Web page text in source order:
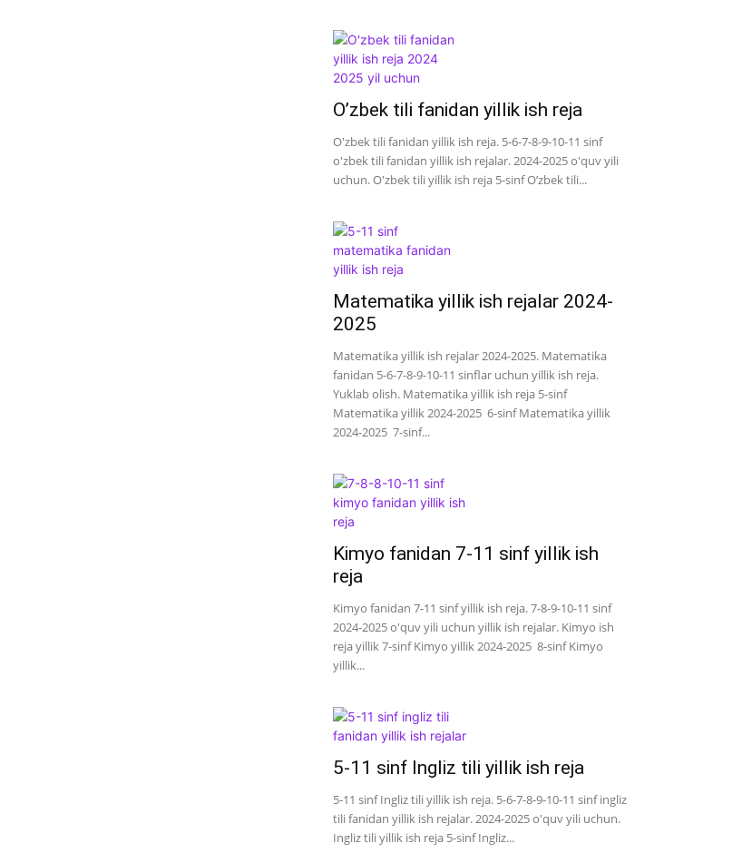
O’zbek tili fanidan yillik ish reja
O'zbek tili fanidan yillik ish reja. 5-6-7-8-9-10-11 sinf
o'zbek tili fanidan yillik ish rejalar. 2024-2025 o'quv yili
uchun. O'zbek tili yillik ish reja 5-sinf O’zbek tili...
Matematika yillik ish rejalar 2024-
2025
Matematika yillik ish rejalar 2024-2025. Matematika
fanidan 5-6-7-8-9-10-11 sinflar uchun yillik ish reja.
Yuklab olish. Matematika yillik ish reja 5-sinf
Matematika yillik 2024-2025 6-sinf Matematika yillik
2024-2025 7-sinf...
Kimyo fanidan 7-11 sinf yillik ish
reja
Kimyo fanidan 7-11 sinf yillik ish reja. 7-8-9-10-11 sinf
2024-2025 o'quv yili uchun yillik ish rejalar. Kimyo ish
reja yillik 7-sinf Kimyo yillik 2024-2025 8-sinf Kimyo
yillik...
5-11 sinf Ingliz tili yillik ish reja
5-11 sinf Ingliz tili yillik ish reja. 5-6-7-8-9-10-11 sinf ingliz
tili fanidan yillik ish rejalar. 2024-2025 o'quv yili uchun.
Ingliz tili yillik ish reja 5-sinf Ingliz...